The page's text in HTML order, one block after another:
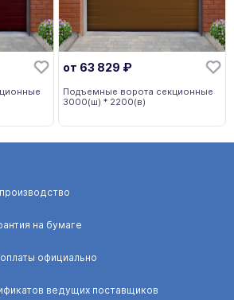
от 63 829 ₽
Подъемные ворота секционные
3000(ш) * 2200(в)
производство
на бумаге
оплаты официально
ведущих поставщиков